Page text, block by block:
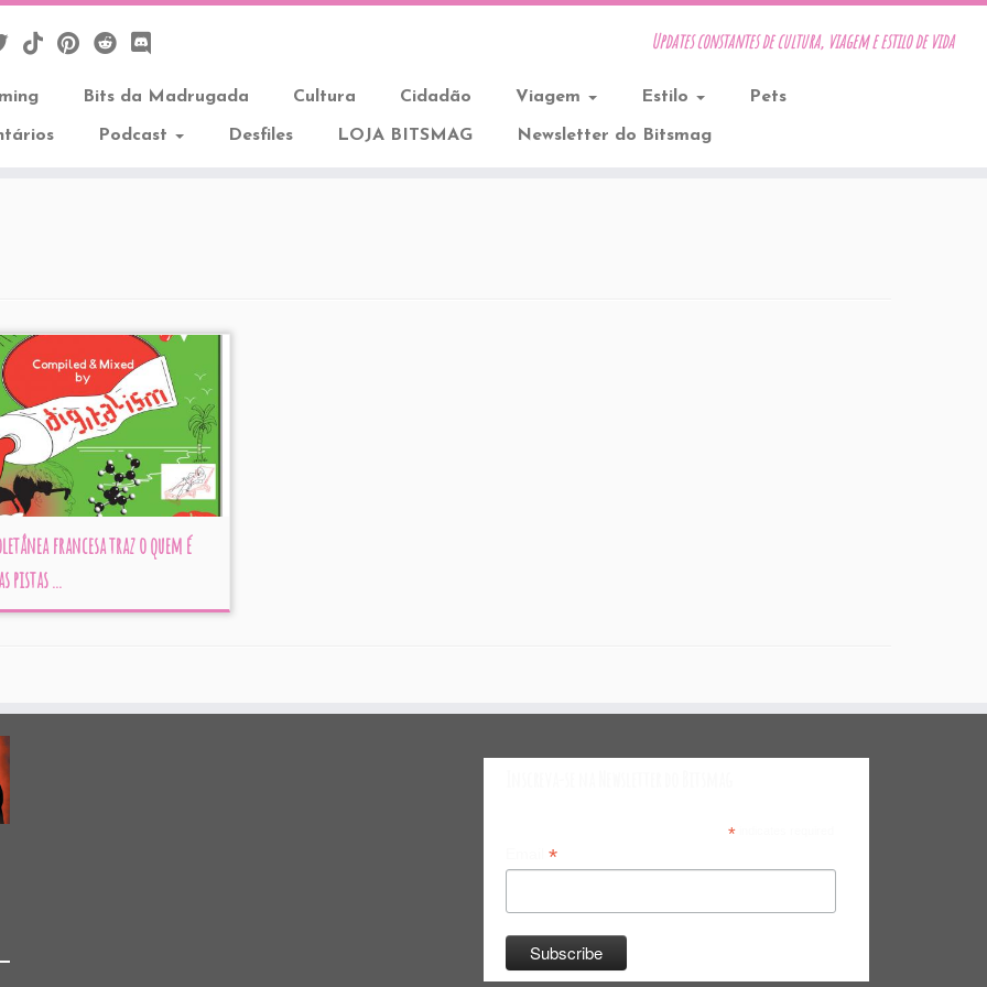
Updates constantes de cultura, viagem e estilo de vida
Bits da Madrugada Cultura Cidadão Viagem Estilo Pets
Podcast Desfiles LOJA BITSMAG Newsletter do Bitsmag
francesa traz o quem é
pistas ...
*indicates required
*